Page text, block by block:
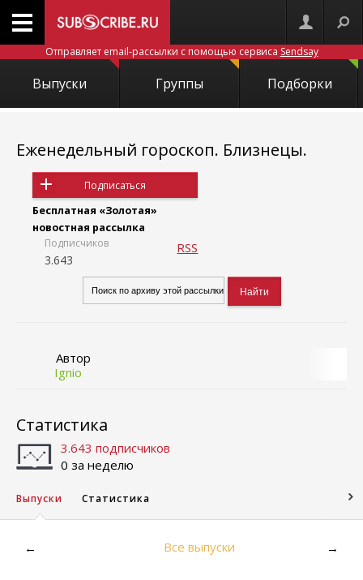
Отправляет email-рассылки с помощью сервиса Sendsay
Выпуски Группы Подборки
Еженедельный гороскоп. Близнецы.
Подписаться
Бесплатная «Золотая»
новостная рассылка
Подписчиков
3.643
RSS
Автор
Ignio
Статистика
3.643 подписчиков
0 за неделю
Выпуски Статистика
← Все выпуски →